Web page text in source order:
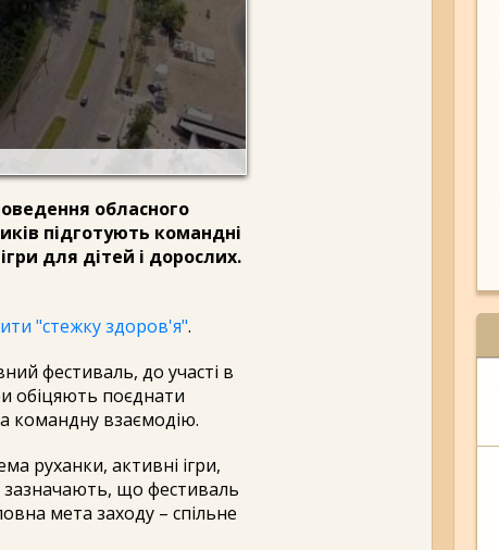
обласного
підготують командні
для дітей і дорослих.
"стежку здоров'я".
фестиваль, до участі в
обіцяють поєднати
командну взаємодію.
руханки, активні ігри,
зазначають, що фестиваль
мета заходу – спільне